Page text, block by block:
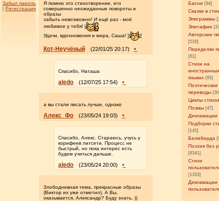
Забыл пароль
| Регистрация
Басни [94]
Сказки в
Эпиграммы
Эпитафии
Авторские
[516]
Переделки
[61]
Стихи на
языках [95]
Поэтические
переводы
Циклы
Поэмы [47]
Декламации
Подборки
[145]
Белиберда
Поэзия без
[8341]
Стихи
[1333]
Декламации
Я помню это стихотворение, его
совершенно неожиданные повороты и
образы
забыть невозможно! И ещё раз - моё
любимое у тебя!
Удачи, вдохновения и мира, Саша!
Кот-Неучёный (22/01/25 20:17) •
Спасибо, Наташа
aledo (12/07/25 17:54) •
а вы стали писать лучше, однако
Алекс_Фо (23/05/24 19:03) •
Спасибо, Алекс. Стараюсь, учусь у
корифеев литсети. Процесс не
быстрый, но пока интерес есть
будем учиться дальше.
aledo (23/05/24 20:00) •
Злободневная тема, прекрасные образы
(Виктор их уже отметил). А Вы,
оказывается, Александр? Буду знать. ))